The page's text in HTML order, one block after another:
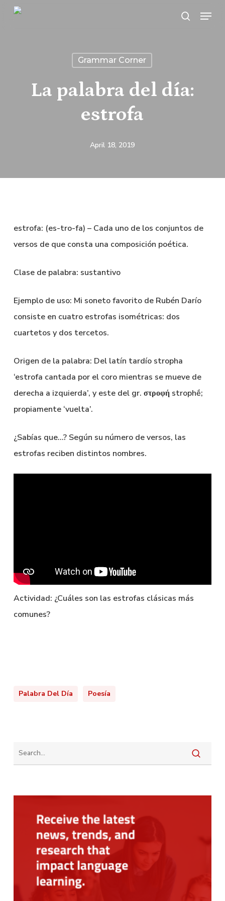
Skip
search
Menu
Grammar Corner
La palabra del día:
estrofa
April 18, 2019
estrofa: (es-tro-fa) – Cada uno de los conjuntos de
versos de que consta una composición poética.
Clase de palabra: sustantivo
Ejemplo de uso: Mi soneto favorito de Rubén Darío
consiste en cuatro estrofas isométricas: dos
cuartetos y dos tercetos.
Origen de la palabra: Del latín tardío stropha
‘estrofa cantada por el coro mientras se mueve de
derecha a izquierda’, y este del gr. στροφή strophḗ;
propiamente ‘vuelta’.
¿Sabías que…? Según su número de versos, las
estrofas reciben distintos nombres.
Actividad: ¿Cuáles son las estrofas clásicas más
comunes?
Palabra Del Día Poesía